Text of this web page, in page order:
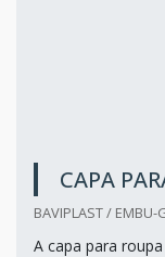
CAPA
BAVIPLAST / EMBU-
A capa para